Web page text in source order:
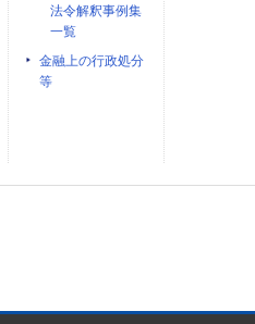
法令解釈事例集
一覧
金融上の行政処分
等